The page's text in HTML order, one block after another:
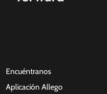
Encuéntranos
Aplicación Allego